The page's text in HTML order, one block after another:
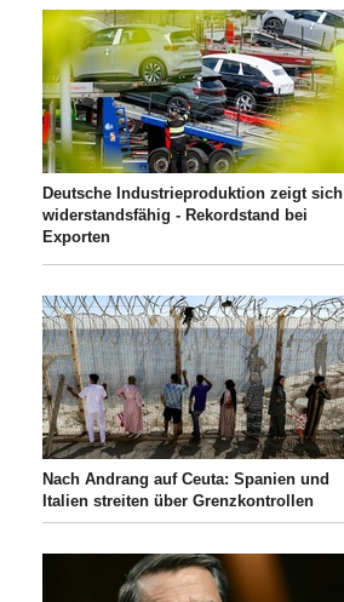
Deutsche Industrieproduktion zeigt sich
widerstandsfähig - Rekordstand bei
Exporten
Nach Andrang auf Ceuta: Spanien und
Italien streiten über Grenzkontrollen